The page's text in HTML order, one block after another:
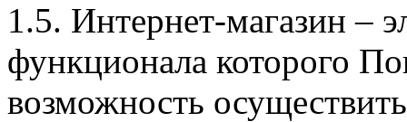
1.5. Интернет-магазин –
функционала которого
возможность